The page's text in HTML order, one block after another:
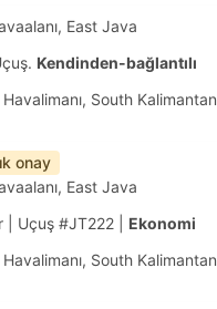
East Java
Kendinden-bağlantılı
South Kalimantan
onay
East Java
Uçuş #JT222 Ekonomi
South Kalimantan